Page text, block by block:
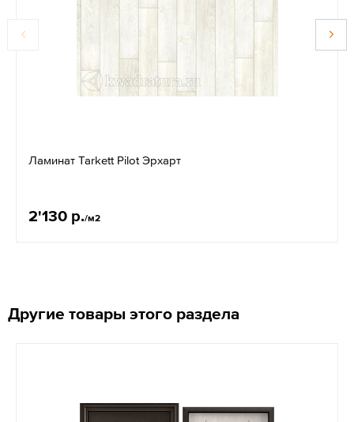
Ламинат Tarkett Pilot Эрхарт
2'130 р./м2
Другие товары этого раздела